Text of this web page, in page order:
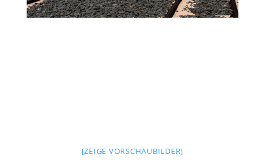
[ZEIGE VORSCHAUBILDER]